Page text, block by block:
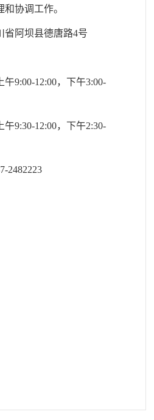
协调工作。
省阿坝县德唐路4号
午9:00-12:00，下午3:00-
午9:30-12:00，下午2:30-
2482223